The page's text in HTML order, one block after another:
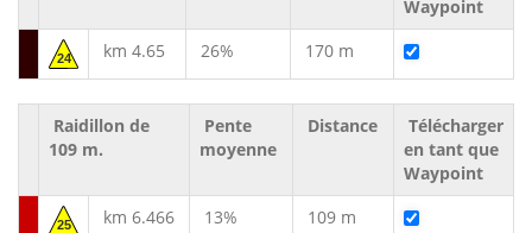
Waypoint
24 km 4.65 26% 170 m
Raidillon de
109 m.
Pente
moyenne
Distance
Télécharger
en tant que
Waypoint
25 km 6.466 13% 109 m